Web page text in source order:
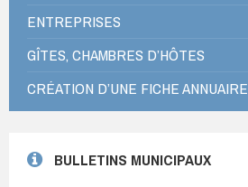
ENTREPRISES
GÎTES, CHAMBRES D’HÔTES
CRÉATION D’UNE FICHE ANNUAIRE
BULLETINS MUNICIPAUX